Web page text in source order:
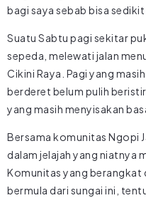
bagi saya sebab bisa
Suatu Sabtu pagi sekitar
sepeda, melewati jalan
Cikini Raya. Pagi yang
berderet belum pulih
yang masih menyisakan
Bersama komunitas Ngopi
dalam jelajah yang niatnya
Komunitas yang berangkat
bermula dari sungai ini,